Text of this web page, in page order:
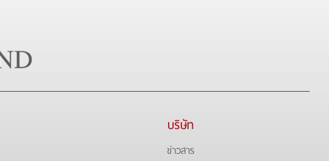
บริษัท
ข่าวสาร